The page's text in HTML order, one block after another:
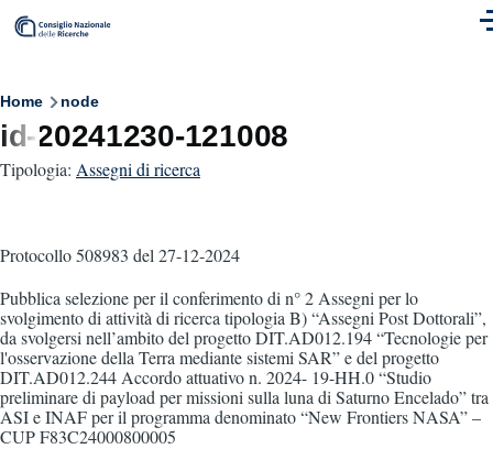
Skip to main content
Breadcrumb
Home node
id-20241230-121008
Tipologia: Assegni di ricerca
Protocollo 508983 del 27-12-2024
Pubblica selezione per il conferimento di n° 2 Assegni per lo
svolgimento di attività di ricerca tipologia B) “Assegni Post Dottorali”,
da svolgersi nell’ambito del progetto DIT.AD012.194 “Tecnologie per
l'osservazione della Terra mediante sistemi SAR” e del progetto
DIT.AD012.244 Accordo attuativo n. 2024- 19-HH.0 “Studio
preliminare di payload per missioni sulla luna di Saturno Encelado” tra
ASI e INAF per il programma denominato “New Frontiers NASA” –
CUP F83C24000800005